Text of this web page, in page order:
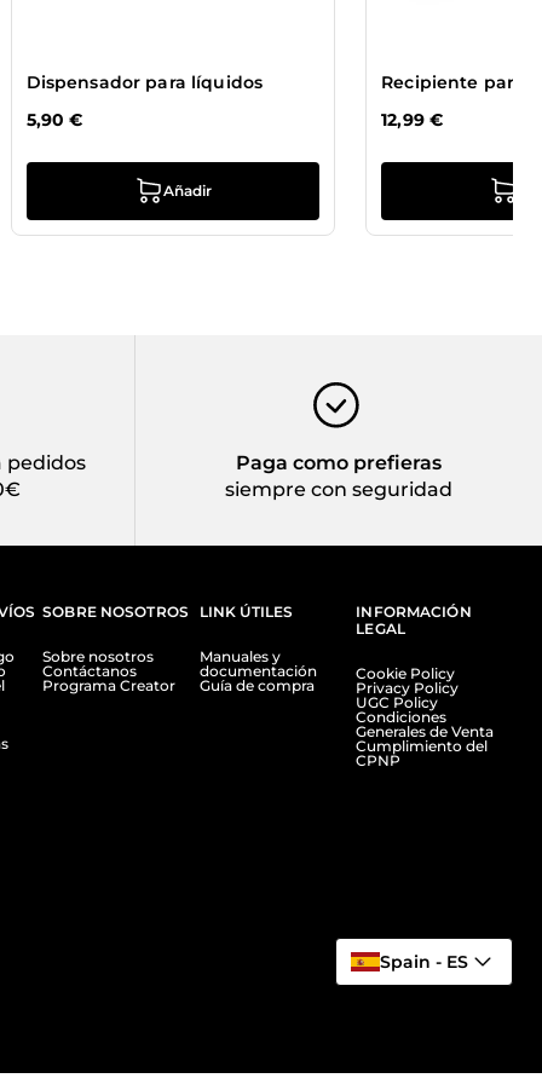
Dispensador para líquidos
5,90 €
Añadir
Recipiente para
12,99 €
pedidos
Paga como prefieras
siempre con seguridad
SOBRE NOSOTROS
Sobre nosotros
Contáctanos
Programa Creator
LINK ÚTILES
Manuales y
documentación
Guía de compra
INFORMACIÓN
LEGAL
Cookie Policy
Privacy Policy
UGC Policy
Condiciones
Generales de Venta
Cumplimiento del
CPNP
Spain - ES